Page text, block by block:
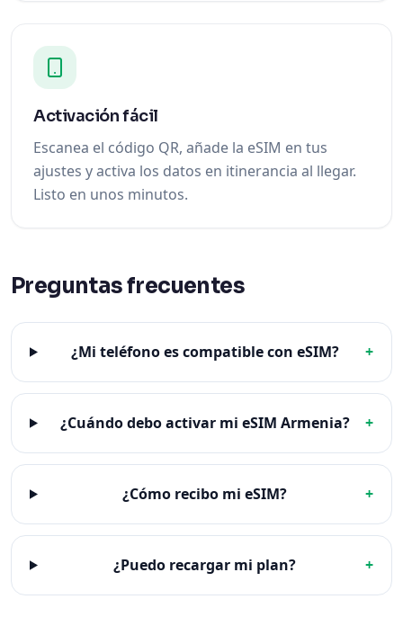
Activación fácil
Escanea el código QR, añade la eSIM en tus
ajustes y activa los datos en itinerancia al llegar.
Listo en unos minutos.
Preguntas frecuentes
¿Mi teléfono es compatible con eSIM? +
¿Cuándo debo activar mi eSIM Armenia? +
¿Cómo recibo mi eSIM? +
¿Puedo recargar mi plan? +